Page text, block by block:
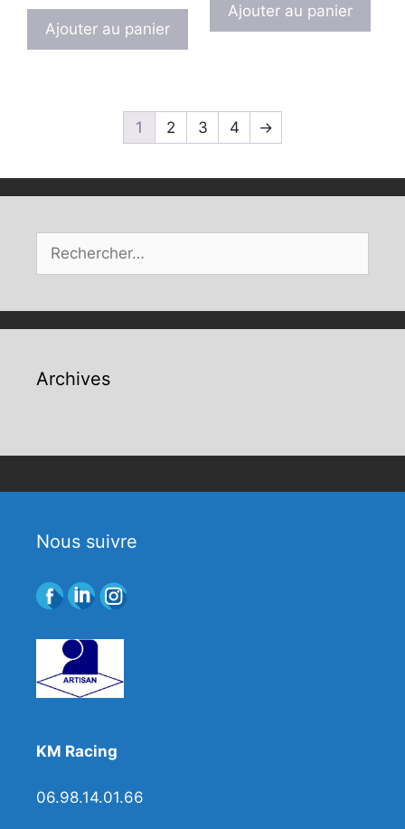
Ajouter au panier
Ajouter au panier
1 2 3 4 →
Rechercher :
Archives
Nous suivre
KM Racing
06.98.14.01.66